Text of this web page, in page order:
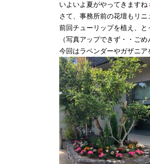
いよいよ夏がやってきますね
さて、事務所前の花壇もリニ
前回チューリップを植え、
（写真アップできず・・ご
今回はラベンダーやガザニア